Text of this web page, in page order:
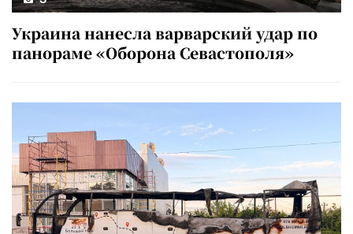
Украина нанесла варварский удар по
панораме «Оборона Севастополя»